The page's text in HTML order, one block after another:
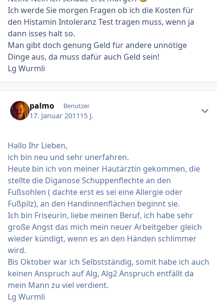
Ich werde Sie morgen Fragen ob ich die Kosten für
den Histamin Intoleranz Test tragen muss, wenn ja
dann isses halt so.
Man gibt doch genung Geld für andere unnötige
Dinge aus, da muss dafür auch Geld sein!
Lg Wurmli
palmo Benutzer
17. Januar 2011 15 J.
Hallo Ihr Lieben,
ich bin neu und sehr unerfahren.
Heute bin ich von meiner Hautärztin gekommen, die
stellte die Diganose Schuppenflechte an den
Fußsohlen ( dachte erst es sei eine Allergie oder
Fußpilz), an den Handinnenflächen beginnt sie.
Ich bin Friseurin, liebe meinen Beruf, ich habe sehr
große Angst das mich mein neuer Arbeitgeber gleich
wieder kündigt, wenn es an den Händen schlimmer
wird.
Bis Oktober war ich Selbstständig, somit habe ich auch
keinen Anspruch auf Alg, Alg2 Anspruch entfällt da
mein Mann zu viel verdient.
Lg Wurmli